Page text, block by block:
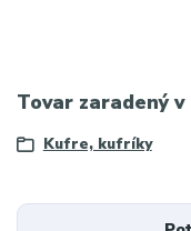
Tovar zaradený
Kufre, kufríky